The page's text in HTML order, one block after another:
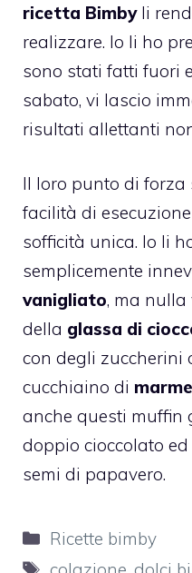
ricetta Bimbyli
realizzare. Io li ho
sono stati fatti fuori
sabato, vi lascio
risultati allettanti
Il loro punto di forza
facilità di
sofficità unica. Io li
semplicemente
vanigliato, ma nulla
della glassa di
con degli zuccherini
cucchiaino di
anche questi muffin
doppio cioccolato ed
semi di papavero.
Categorie
Ricette bimby
Tag